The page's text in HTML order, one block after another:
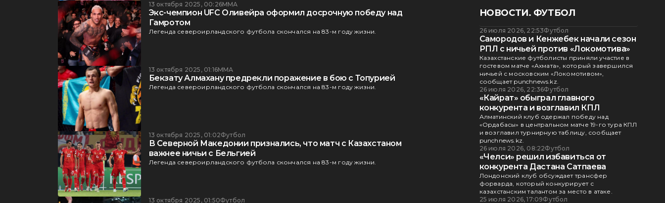
13 октября 2025, 00:26ММА
Экс-чемпион UFC Оливейра оформил досрочную победу над
Гамротом
Легенда североирландского футбола скончался на 83-м году жизни.
13 октября 2025, 01:16ММА
Бекзату Алмахану предрекли поражение в бою с Топурией
Легенда североирландского футбола скончался на 83-м году жизни.
13 октября 2025, 01:02Футбол
В Северной Македонии признались, что матч с Казахстаном
важнее ничьи с Бельгией
Легенда североирландского футбола скончался на 83-м году жизни.
13 октября 2025, 01:50Футбол
НОВОСТИ. ФУТБОЛ
26 июля 2026, 22:53Футбол
Самородов и Кенжебек начали сезон
РПЛ с ничьей против «Локомотива»
Казахстанские футболисты приняли участие в
гостевом матче «Ахмата», который завершился
ничьей с московским «Локомотивом»,
сообщает punchnews.kz.
26 июля 2026, 22:36Футбол
«Кайрат» обыграл главного
конкурента и возглавил КПЛ
Алматинский клуб одержал победу над
«Ордабасы» в центральном матче 19-го тура КПЛ
и возглавил турнирную таблицу, сообщает
punchnews.kz.
26 июля 2026, 08:22Футбол
«Челси» решил избавиться от
конкурента Дастана Сатпаева
Лондонский клуб обсуждает трансфер
форварда, который конкурирует с
казахстанским талантом за место в атаке.
25 июля 2026, 17:09Футбол